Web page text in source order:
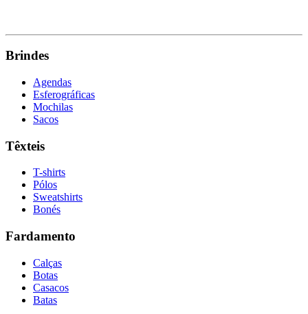
Brindes
Agendas
Esferográficas
Mochilas
Sacos
Têxteis
T-shirts
Pólos
Sweatshirts
Bonés
Fardamento
Calças
Botas
Casacos
Batas